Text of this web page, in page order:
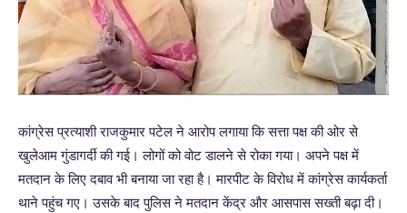
कांग्रेस प्रत्याशी राजकुमार पटेल ने आरोप लगाया कि सत्ता पक्ष की ओर से
खुलेआम गुंडागर्दी की गई। लोगों को वोट डालने से रोका गया। अपने पक्ष में
मतदान के लिए दबाव भी बनाया जा रहा है। मारपीट के विरोध में कांग्रेस कार्यकर्ता
थाने पहुंच गए। उसके बाद पुलिस ने मतदान केंद्र और आसपास सख्ती बढ़ा दी।